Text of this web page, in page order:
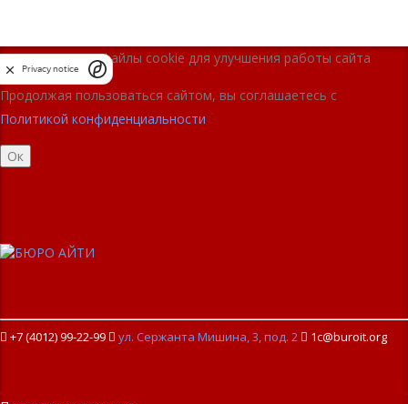
Мы используем файлы cookie для улучшения работы сайта
Продолжая пользоваться сайтом, вы соглашаетесь с
Политикой конфиденциальности
Ок
+7 (4012) 99-22-99  ул. Сержанта Мишина, 3, под. 2  1c@buroit.org
Privacy notice